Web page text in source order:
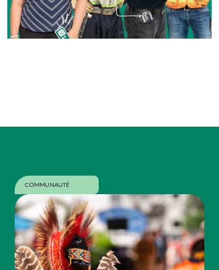
COMMUNAUTÉ